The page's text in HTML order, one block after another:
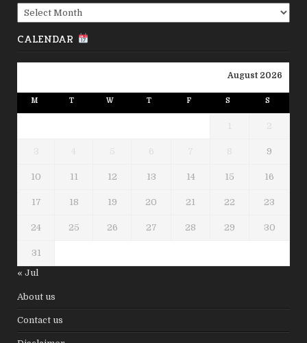
Archives
CALENDAR
August 2026
M T W T F S S
1 2
3 4 5 6 7 8 9
10 11 12 13 14 15 16
17 18 19 20 21 22 23
24 25 26 27 28 29 30
31
« Jul
About us
Contact us